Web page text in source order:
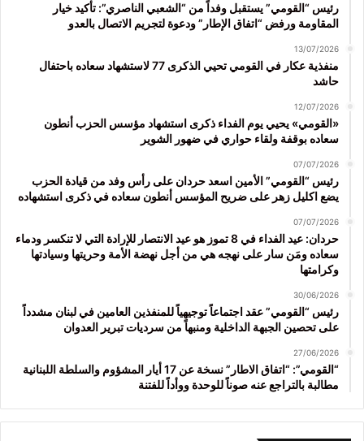
رئيس “القومي” يستقبل وفداً من “الشعبي الناصري”: تأكيد خيار
المقاومة ورفض “اتفاق الإطار” ودعوة لتجريم الاتصال بالعدو
13/07/2026
منفذية عكار في القومي تحيي الذكرى 77 لاستشهاد سعاده باحتفال
حاشد
12/07/2026
«القومي» يحيي يوم الفداء ذكرى استشهاد مؤسس الحزب أنطون
سعاده بوقفة ولقاء حواري في ضهور الشوير
07/07/2026
رئيس “القومي” الأمين اسعد حردان على رأس وفد من قيادة الحزب
يضع اكليل زهر على ضريح المؤسس أنطون سعاده في ذكرى استشهاده
07/07/2026
حردان: عيد الفداء في 8 تموز هو عيد الانتصار للإرادة التي لا تنكسر ودماء
سعاده ومَن سار على نهجه هي من أجل نهضة الأمة وحريتها وسيادتها
وكرامتها
30/06/2026
رئيس “القومي” عقد اجتماعاً توجيهياً للمنفذين العامين في لبنان مشدداً
على تحصين الجبهة الداخلية ومنبهاً من سرديات تبرير العدوان
27/06/2026
“القومي”: “اتفاق الاطار” نسخة عن 17 أيار المشؤوم والسلطة اللبنانية
مطالبة بالتراجع عنه صوناً للوحدة ووأداً للفتنة